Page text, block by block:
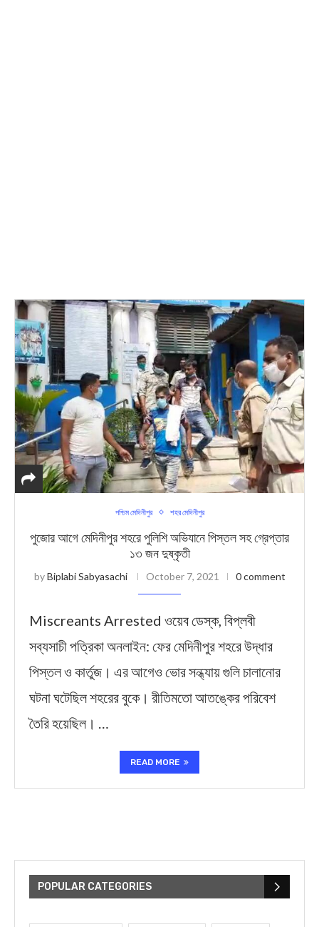
পশ্চিম মেদিনীপুর শহর মেদিনীপুর
পুজোর আগে মেদিনীপুর শহরে পুলিশি অভিযানে পিস্তল সহ গ্রেপ্তার
১৩ জন দুষ্কৃতী
byBiplabi Sabyasachi October 7, 2021 0 comment
Miscreants Arrested ওয়েব ডেস্ক, বিপ্লবী
সব্যসাচী পত্রিকা অনলাইন: ফের মেদিনীপুর শহরে উদ্ধার
পিস্তল ও কার্তুজ। এর আগেও ভোর সন্ধ্যায় গুলি চালানোর
ঘটনা ঘটেছিল শহরের বুকে। রীতিমতো আতঙ্কের পরিবেশ
তৈরি হয়েছিল। …
READ MORE
POPULAR CATEGORIES